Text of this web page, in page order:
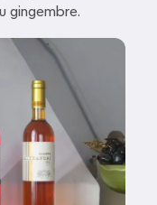
gingembre.